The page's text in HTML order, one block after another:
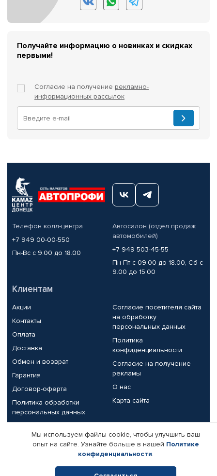
Получайте информацию о новинках и скидках
первыми!
Согласие на получение рекламно-
информационных рассылок
Телефон колл-центра
+7 949 00-00-550
Пн-Вс с 9.00 до 18.00
Автосалон (отдел продаж
автомобилей)
+7 949 503-45-55
Пн-Пт с 09.00 до 18.00, Сб с
9.00 до 15.00
Клиентам
Акции
Контакты
Оплата
Доставка
Обмен и возврат
Гарантия
Договор-оферта
Политика обработки
персональных данных
Согласие посетителя сайта
на обработку
персональных данных
Политика
конфиденциальности
Согласие на получение
рекламы
О нас
Карта сайта
Партнерам
Корпоративным клиентам
Поставщикам
Реквизиты компании
Мы используем файлы cookie, чтобы улучшить ваш
опыт на сайте. Узнайте больше в нашей Политике
конфиденциальности.